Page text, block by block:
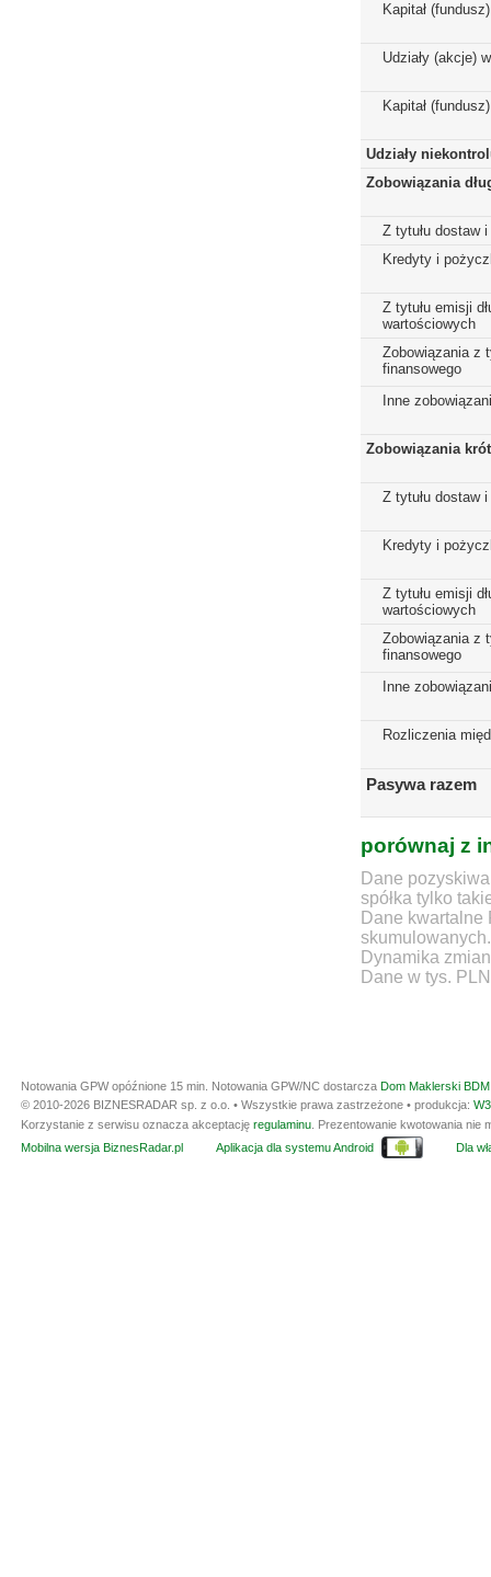
Kapitał
Udziały (akcje)
Kapitał
Udziały
Zobowiązania
Z tytułu dostaw i
Kredyty i
Z tytułu emisji
wartościowych
Zobowiązania z
finansowego
Inne
Zobowiązania
Z tytułu dostaw i
Kredyty i
Z tytułu emisji
wartościowych
Zobowiązania z
finansowego
Inne
Rozliczenia
Pasywa razem
porównaj z
Dane
spółka tylko
Dane
skumulowanych.
Dynamika
Dane w tys. PLN
Notowania GPW opóźnione 15 min. Notowania GPW/NC dostarcza Dom Maklerski
© 2010-2026 BIZNESRADAR sp. z o.o. • Wszystkie prawa zastrzeżone • produkcja:
Korzystanie z serwisu oznacza akceptację regulaminu . Prezentowanie kwotowania
Mobilna wersja BiznesRadar.pl
Aplikacja dla systemu Android Dla